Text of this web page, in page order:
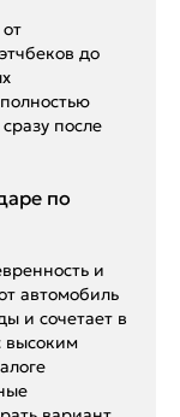
до
после
по
и
автомобиль
и сочетает в
высоким